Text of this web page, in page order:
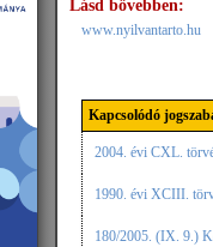
Lásd bővebben:
www.nyilvantarto.hu
Kapcsolódó
2004. évi CXL.
1990. évi XCIII.
180/2005. (IX. 9.)